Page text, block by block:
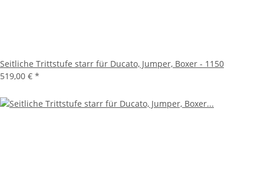
Seitliche Trittstufe starr für Ducato, Jumper, Boxer - 1150
519,00 € *